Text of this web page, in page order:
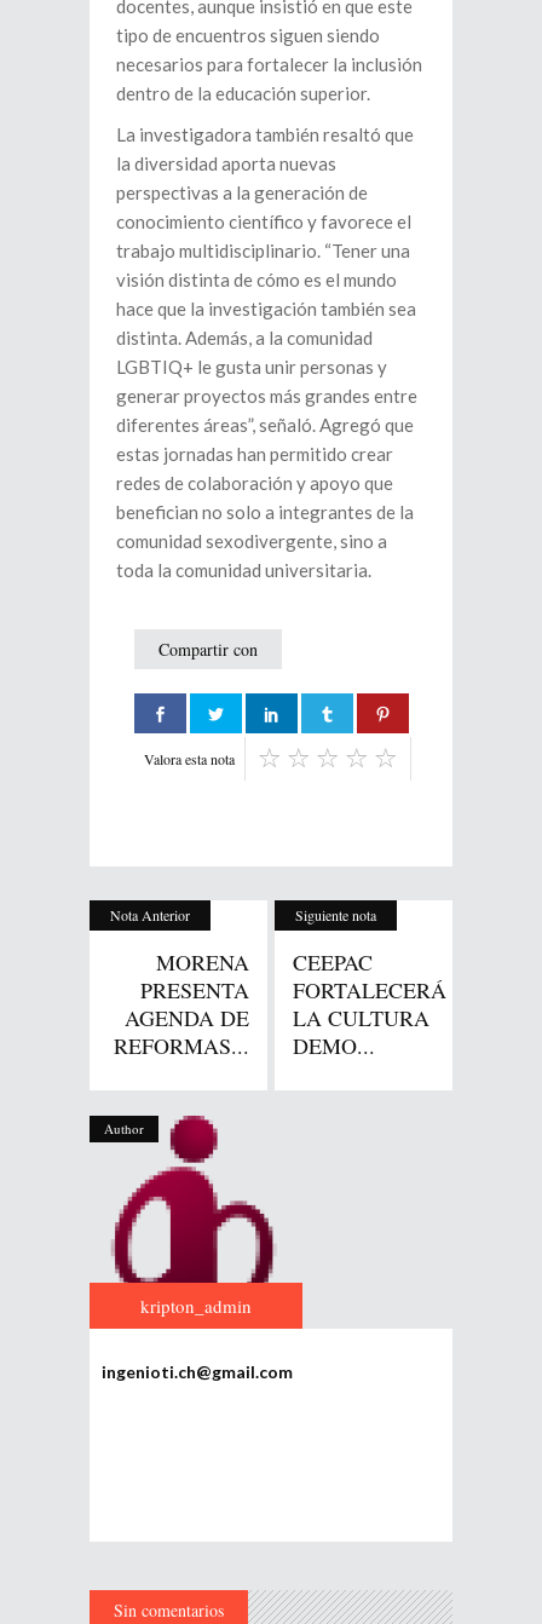
docentes, aunque insistió en que este
tipo de encuentros siguen siendo
necesarios para fortalecer la inclusión
dentro de la educación superior.
La investigadora también resaltó que
la diversidad aporta nuevas
perspectivas a la generación de
conocimiento científico y favorece el
trabajo multidisciplinario. “Tener una
visión distinta de cómo es el mundo
hace que la investigación también sea
distinta. Además, a la comunidad
LGBTIQ+ le gusta unir personas y
generar proyectos más grandes entre
diferentes áreas”, señaló. Agregó que
estas jornadas han permitido crear
redes de colaboración y apoyo que
benefician no solo a integrantes de la
comunidad sexodivergente, sino a
toda la comunidad universitaria.
Compartir con
Valora esta nota
Nota Anterior
MORENA
PRESENTA
AGENDA DE
REFORMAS...
Siguiente nota
CEEPAC
FORTALECERÁ
LA CULTURA
DEMO...
Author
kripton_admin
ingenioti.ch@gmail.com
Sin comentarios